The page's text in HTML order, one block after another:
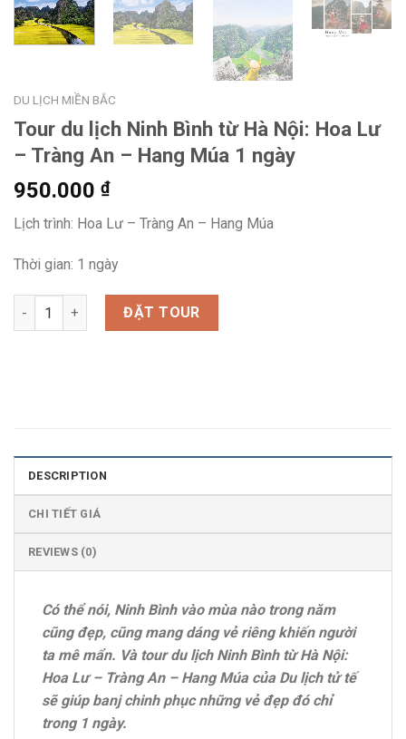
DU LỊCH MIỀN BẮC
Tour du lịch Ninh Bình từ Hà Nội: Hoa Lư
– Tràng An – Hang Múa 1 ngày
950.000 ₫
Lịch trình: Hoa Lư – Tràng An – Hang Múa
Thời gian: 1 ngày
Tour du lịch Ninh Bình từ Hà Nội: Hoa Lư - Tràng An - Hang
ĐẶT TOUR
DESCRIPTION
CHI TIẾT GIÁ
REVIEWS (0)
Có thể nói, Ninh Bình vào mùa nào trong năm
cũng đẹp, cũng mang dáng vẻ riêng khiến người
ta mê mẩn. Và tour du lịch Ninh Bình từ Hà Nội:
Hoa Lư – Tràng An – Hang Múa của Du lịch tử tế
sẽ giúp banj chinh phục những vẻ đẹp đó chỉ
trong 1 ngày.